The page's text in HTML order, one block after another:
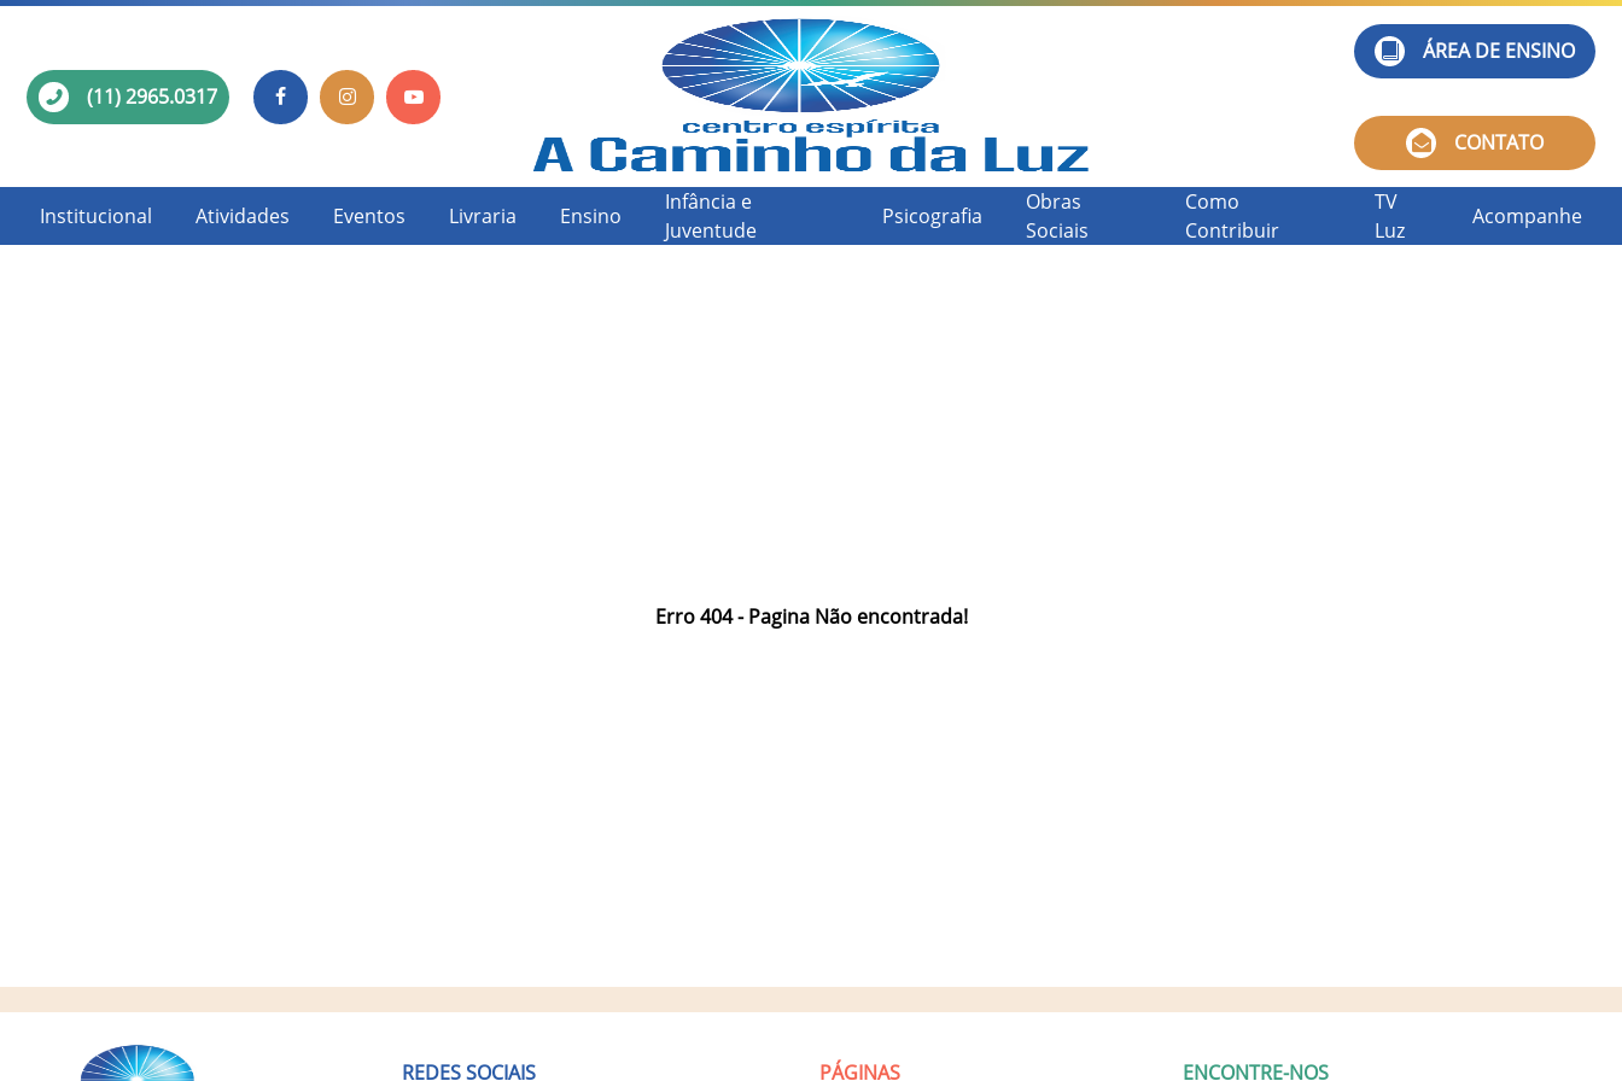
(11) 2965.0317
ÁREA DE ENSINO
CONTATO
Institucional Atividades Eventos Livraria Ensino
Infância e
Juventude
Psicografia
Obras
Sociais
Como
Contribuir
TV
Luz
Acompanhe
Erro 404 - Pagina Não encontrada!
REDES SOCIAIS PÁGINAS ENCONTRE-NOS